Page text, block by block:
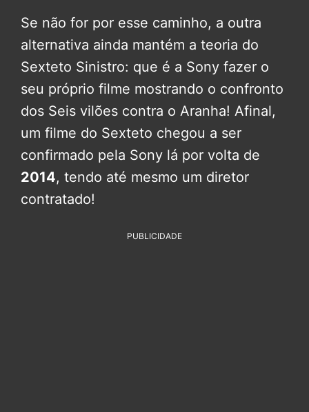
Se não for por esse caminho, a outra
alternativa ainda mantém a teoria do
Sexteto Sinistro: que é a Sony fazer o
seu próprio filme mostrando o confronto
dos Seis vilões contra o Aranha! Afinal,
um filme do Sexteto chegou a ser
confirmado pela Sony lá por volta de
2014, tendo até mesmo um diretor
contratado!
PUBLICIDADE